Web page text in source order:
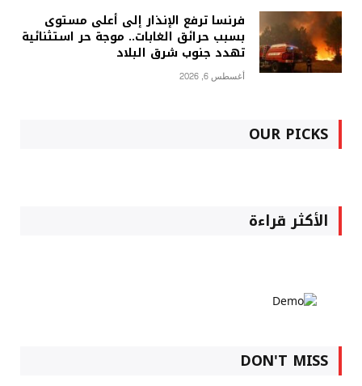
فرنسا ترفع الإنذار إلى أعلى مستوى
بسبب حرائق الغابات.. موجة حر استثنائية
تهدد جنوب شرق البلاد
أغسطس 6, 2026
OUR PICKS
الأكثر قراءة
DON'T MISS